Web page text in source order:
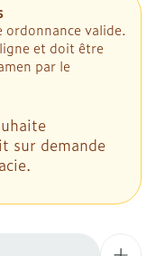
ordonnance valide.
et doit être
par le
sur demande